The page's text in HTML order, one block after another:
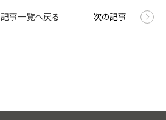
記事一覧へ戻る 次の記事